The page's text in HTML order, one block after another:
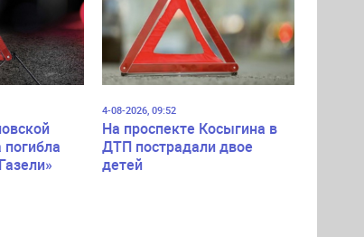
4-08-2026, 09:52
На проспекте Косыгина в
ДТП пострадали двое
детей